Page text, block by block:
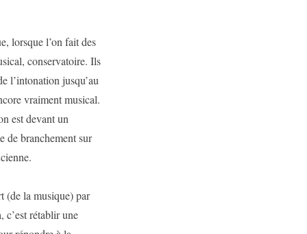
lorsque l’on fait des
conservatoire. Ils
l’intonation jusqu’au
vraiment musical.
est devant un
de branchement sur
(de la musique) par
c’est rétablir une